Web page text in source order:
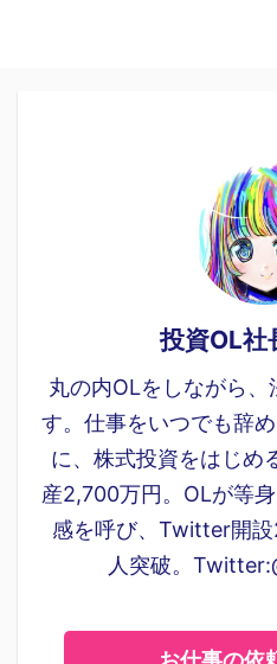
投資OL社
丸の内OLをしながら、
す。仕事をいつでも辞
に、株式投資をはじ
産2,700万円。OLが等
感を呼び、Twitter開
人突破。